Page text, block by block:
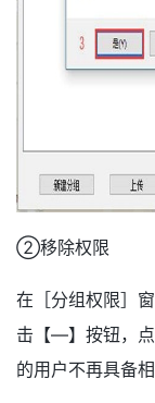
②移除权限
在［分组权限］
击【—】按钮，
的用户不再具备相